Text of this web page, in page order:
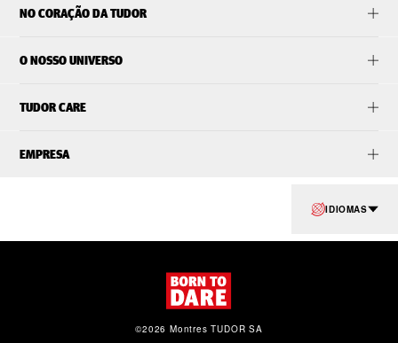
NO CORAÇÃO DA TUDOR
O NOSSO UNIVERSO
TUDOR CARE
EMPRESA
IDIOMAS
©2026 Montres TUDOR SA